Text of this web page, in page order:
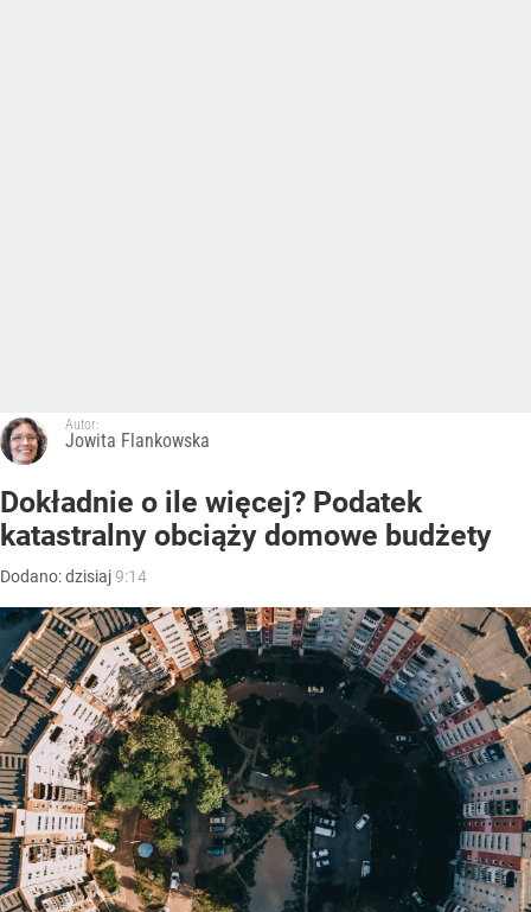
Autor:
Jowita Flankowska
Dokładnie o ile więcej? Podatek
katastralny obciąży domowe budżety
Dodano:dzisiaj9:14